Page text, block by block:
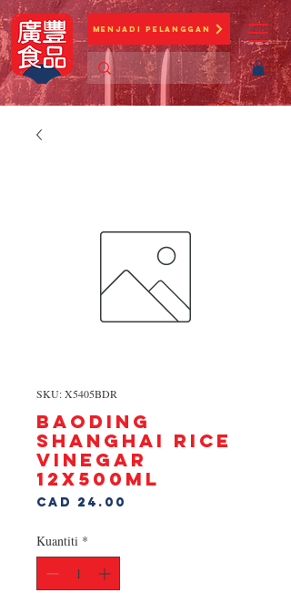
Menjadi Pelanggan
SKU: X5405BDR
BAODING
SHANGHAI RICE
VINEGAR
12x500ml
CAD 24.00
Kuantiti *